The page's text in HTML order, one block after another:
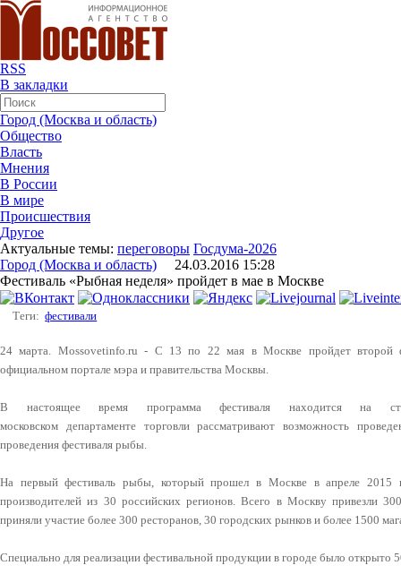
RSS
В закладки
Город (Москва и область)
Общество
Власть
Мнения
В России
В мире
Происшествия
Другое
Актуальные темы: переговоры Госдума-2026
Город (Москва и область) 24.03.2016 15:28
Фестиваль «Рыбная неделя» пройдет в мае в Москве
Теги: фестивали
24 марта. Mossovetinfo.ru - С 13 по 22 мая в Москве пройдет второй
официальном портале мэра и правительства Москвы.
В настоящее время программа фестиваля находится на
московском департаменте торговли рассматривают возможность
проведения фестиваля рыбы.
На первый фестиваль рыбы, который прошел в Москве в апреле 2015
производителей из 30 российских регионов. Всего в Москву привезли
приняли участие более 300 ресторанов, 30 городских рынков и более 1500
Специально для реализации фестивальной продукции в городе было открыто